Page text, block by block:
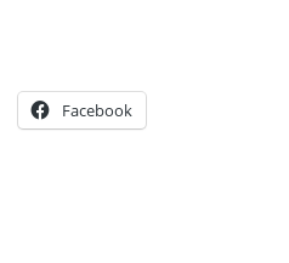
Facebook